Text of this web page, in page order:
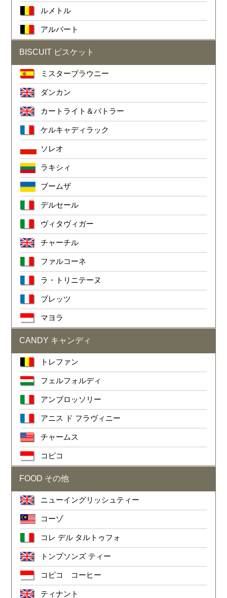
ルメトル
アルバート
BISCUIT ビスケット
ミスターブラウニー
ダンカン
カートライト＆バトラー
ケルキャディラック
ソレオ
ラキシィ
ブームザ
デルセール
ヴィタヴィガー
チャーチル
ファルコーネ
ラ・トリニテーヌ
ブレッツ
マヨラ
CANDY キャンディ
トレファン
フェルフォルディ
アンブロッソリー
アニス ド フラヴィニー
チャームス
コピコ
FOOD その他
ニューイングリッシュティー
コーゾ
コレ デル タルトゥフォ
トンプソンズ ティー
コピコ コーヒー
ティナント